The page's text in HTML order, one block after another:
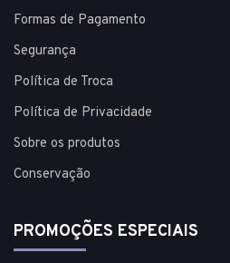
Formas de Pagamento
Segurança
Política de Troca
Política de Privacidade
Sobre os produtos
Conservação
PROMOÇÕES ESPECIAIS